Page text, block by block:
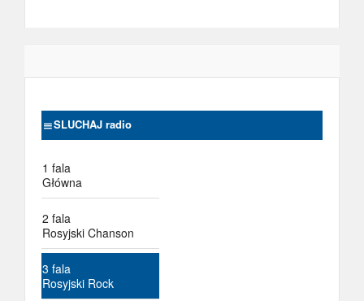
SLUCHAJ radio
1 fala
Główna
2 fala
Rosyjski Chanson
3 fala
Rosyjski Rock